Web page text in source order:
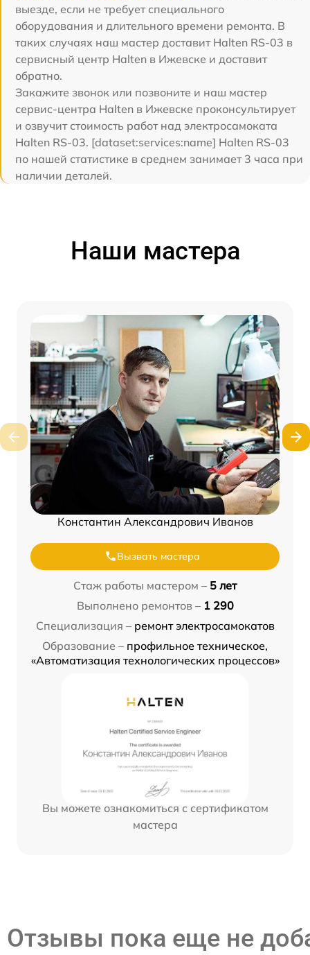
выезде, если не требует специального
оборудования и длительного времени ремонта. В
таких случаях наш мастер доставит Halten RS-03 в
сервисный центр Halten в Ижевске и доставит
обратно.
Закажите звонок или позвоните и наш мастер
сервис-центра Halten в Ижевске проконсультирует
и озвучит стоимость работ над электросамоката
Halten RS-03. [dataset:services:name] Halten RS-03
по нашей статистике в среднем занимает 3 часа при
наличии деталей.
Наши мастера
Константин Александрович Иванов
Вызвать мастера
Стаж работы мастером – 5 лет
Выполнено ремонтов – 1 290
Специализация – ремонт электросамокатов
Образование – профильное техническое,
«Автоматизация технологических процессов»
Вы можете ознакомиться с сертификатом
мастера
Отзывы пока еще не